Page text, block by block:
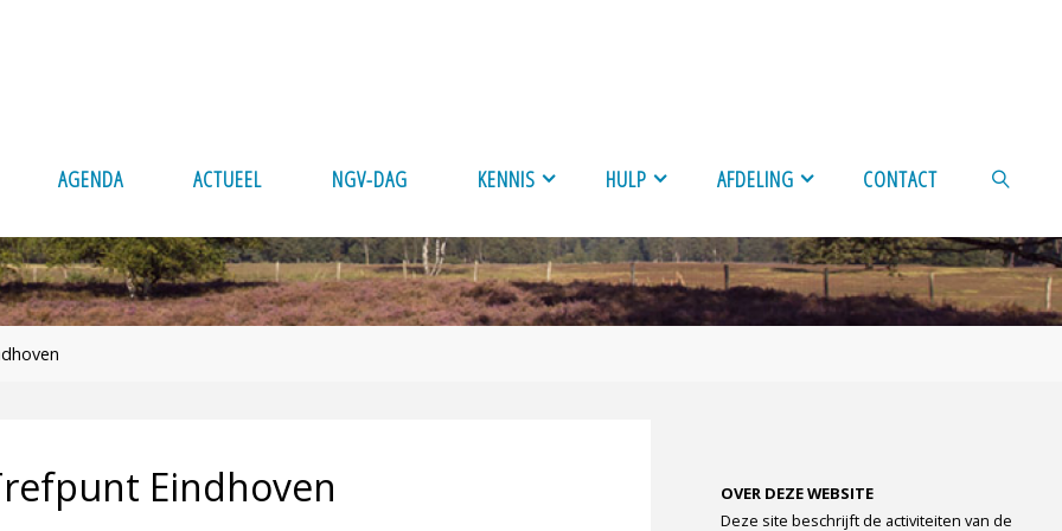
AGENDA ACTUEEL NGV-DAG KENNIS HULP AFDELING CONTACT
ZOEKEN
Eindhoven
OVER DEZE WEBSITE
Deze site beschrijft de activiteiten van de